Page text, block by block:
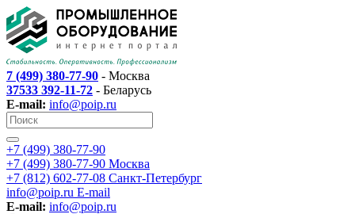
7 (499) 380-77-90 - Москва
37533 392-11-72 - Беларусь
E-mail: info@poip.ru
+7 (499) 380-77-90
+7 (499) 380-77-90 Москва
+7 (812) 602-77-08 Санкт-Петербург
info@poip.ru E-mail
E-mail: info@poip.ru